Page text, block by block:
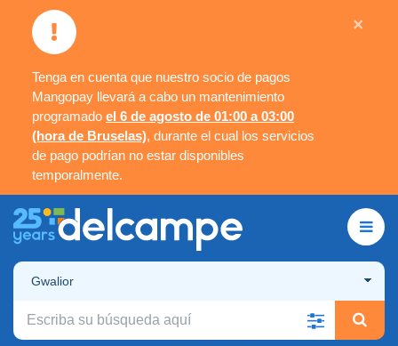
Tenga en cuenta que nuestro socio de pagos
Mangopay llevará a cabo un mantenimiento
programado el 6 de agosto de 01:00 a 03:00
(hora de Bruselas), durante el cual los servicios
de pago podrían no estar disponibles
temporalmente.
×
Gwalior